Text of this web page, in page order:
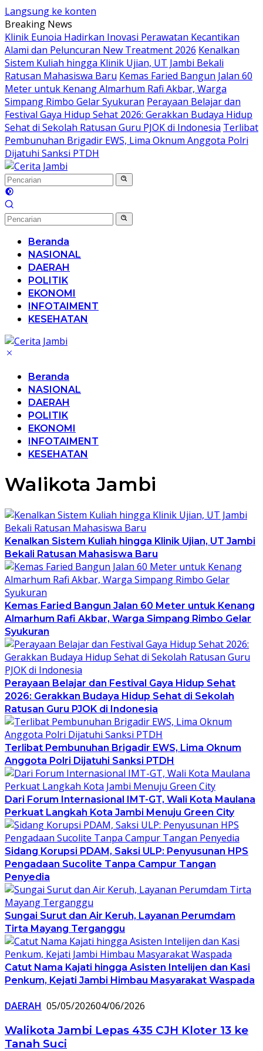
Langsung ke konten
Breaking News
Klinik Eunoia Hadirkan Inovasi Perawatan Kecantikan
Alami dan Peluncuran New Treatment 2026 Kenalkan
Sistem Kuliah hingga Klinik Ujian, UT Jambi Bekali
Ratusan Mahasiswa Baru Kemas Faried Bangun Jalan 60
Meter untuk Kenang Almarhum Rafi Akbar, Warga
Simpang Rimbo Gelar Syukuran Perayaan Belajar dan
Festival Gaya Hidup Sehat 2026: Gerakkan Budaya Hidup
Sehat di Sekolah Ratusan Guru PJOK di Indonesia Terlibat
Pembunuhan Brigadir EWS, Lima Oknum Anggota Polri
Dijatuhi Sanksi PTDH
Beranda
NASIONAL
DAERAH
POLITIK
EKONOMI
INFOTAIMENT
KESEHATAN
Beranda
NASIONAL
DAERAH
POLITIK
EKONOMI
INFOTAIMENT
KESEHATAN
Walikota Jambi
Kenalkan Sistem Kuliah hingga Klinik Ujian, UT Jambi
Bekali Ratusan Mahasiswa Baru
Kemas Faried Bangun Jalan 60 Meter untuk Kenang
Almarhum Rafi Akbar, Warga Simpang Rimbo Gelar
Syukuran
Perayaan Belajar dan Festival Gaya Hidup Sehat
2026: Gerakkan Budaya Hidup Sehat di Sekolah
Ratusan Guru PJOK di Indonesia
Terlibat Pembunuhan Brigadir EWS, Lima Oknum
Anggota Polri Dijatuhi Sanksi PTDH
Dari Forum Internasional IMT-GT, Wali Kota Maulana
Perkuat Langkah Kota Jambi Menuju Green City
Sidang Korupsi PDAM, Saksi ULP: Penyusunan HPS
Pengadaan Sucolite Tanpa Campur Tangan
Penyedia
Sungai Surut dan Air Keruh, Layanan Perumdam
Tirta Mayang Terganggu
Catut Nama Kajati hingga Asisten Intelijen dan Kasi
Penkum, Kejati Jambi Himbau Masyarakat Waspada
DAERAH 05/05/202604/06/2026
Walikota Jambi Lepas 435 CJH Kloter 13 ke
Tanah Suci